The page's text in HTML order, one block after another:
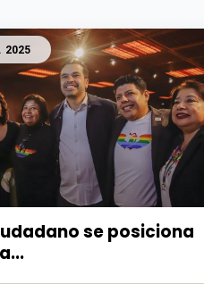
2025
se posiciona